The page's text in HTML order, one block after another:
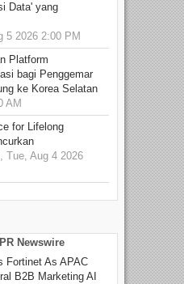
Data' yang
5 2026 2:00 PM
Platform
bagi Penggemar
ke Korea Selatan
AM
for Lifelong
Tue, Aug 4 2026
Newswire
Fortinet As APAC
B2B Marketing AI